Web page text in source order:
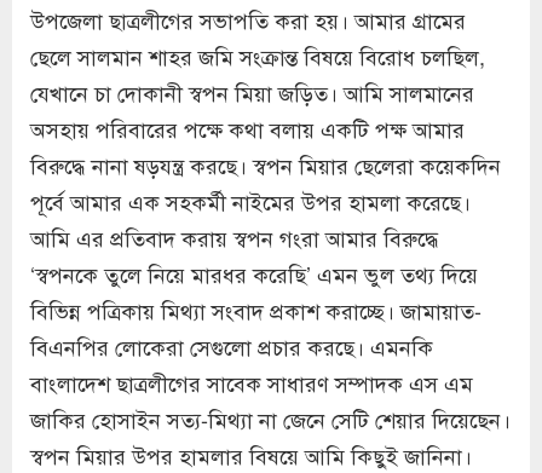
উপজেলা ছাত্রলীগের সভাপতি করা হয়। আমার গ্রামের
ছেলে সালমান শাহর জমি সংক্রান্ত বিষয়ে বিরোধ চলছিল,
যেখানে চা দোকানী স্বপন মিয়া জড়িত। আমি সালমানের
অসহায় পরিবারের পক্ষে কথা বলায় একটি পক্ষ আমার
বিরুদ্ধে নানা ষড়যন্ত্র করছে। স্বপন মিয়ার ছেলেরা কয়েকদিন
পূর্বে আমার এক সহকর্মী নাইমের উপর হামলা করেছে।
আমি এর প্রতিবাদ করায় স্বপন গংরা আমার বিরুদ্ধে
‘স্বপনকে তুলে নিয়ে মারধর করেছি’ এমন ভুল তথ্য দিয়ে
বিভিন্ন পত্রিকায় মিথ্যা সংবাদ প্রকাশ করাচ্ছে। জামায়াত-
বিএনপির লোকেরা সেগুলো প্রচার করছে। এমনকি
বাংলাদেশ ছাত্রলীগের সাবেক সাধারণ সম্পাদক এস এম
জাকির হোসাইন সত্য-মিথ্যা না জেনে সেটি শেয়ার দিয়েছেন।
স্বপন মিয়ার উপর হামলার বিষয়ে আমি কিছুই জানিনা।